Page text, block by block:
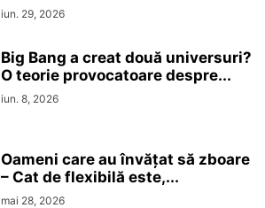
iun. 29, 2026
Big Bang a creat două universuri?
O teorie provocatoare despre...
iun. 8, 2026
Oameni care au învățat să zboare
– Cat de flexibilă este,...
mai 28, 2026